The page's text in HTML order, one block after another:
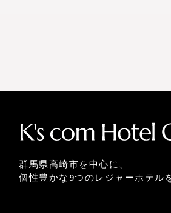
群馬県高崎市を中心に、
個性豊かな9つのレジャーホテル